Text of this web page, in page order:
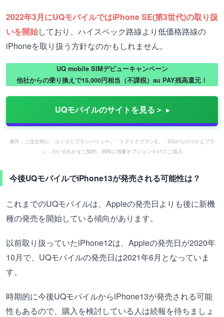
2022年3月にUQモバイルではiPhone SE(第3世代)の取り扱
いを開始しており、ハイスペック路線より低価格路線の
iPhoneを取り扱う方針なのかもしれません。
UQ mobile SIMデビューキャンペーン
他社からの乗り換えで15,000円相当（不課税）au PAY残高還元！
UQモバイルのサイトを見る＞
条件：ご注文時に「コミコミプランバリュー」「トクトクプラン2」「3Gからのりかえプラ
ン」のいずれかをご契約、同時に増量オプションⅡ※1にご加入
今後UQモバイルでiPhone13が発売される可能性は？
これまでのUQモバイルは、Appleの発売日よりも後に新機
種の発売を開始している傾向があります。
以前取り扱っていたiPhone12は、Appleの発売日が2020年
10月で、UQモバイルの発売日は2021年6月となっていま
す。
時期的に今後UQモバイルからiPhone13が発売される可能
性もあるので、購入を検討している人は続報を待ちましょ